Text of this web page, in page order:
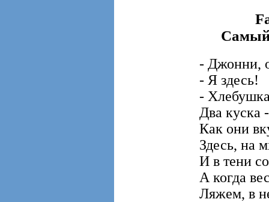
Самый
- Джонни,
- Я здесь!
-
Два куска
Как они
Здесь, на
И в тени
А когда
Ляжем, в